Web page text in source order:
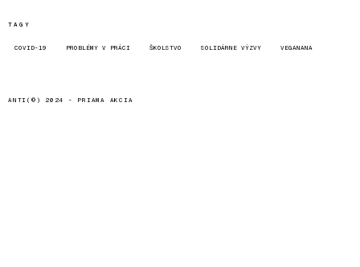
TAGY
COVID-19 PROBLÉMY V PRÁCI ŠKOLSTVO SOLIDÁRNE VÝZVY VEGANANA
ANTI(©) 2024 - PRIAMA AKCIA